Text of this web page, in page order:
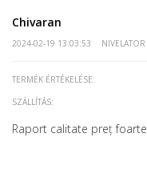
Chivaran
2024-02-19 13:03:53
TERMÉK ÉRTÉKELÉSE:
SZÁLLÍTÁS:
Raport calitate preț foarte